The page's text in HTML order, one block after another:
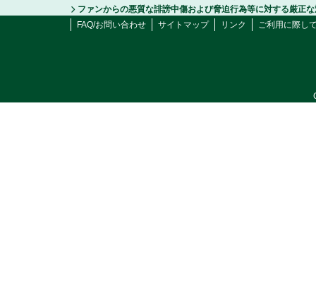
ファンからの悪質な誹謗中傷および脅迫行為等に対する厳正
FAQ/お問い合わせ
サイトマップ リンク ご利用に際し